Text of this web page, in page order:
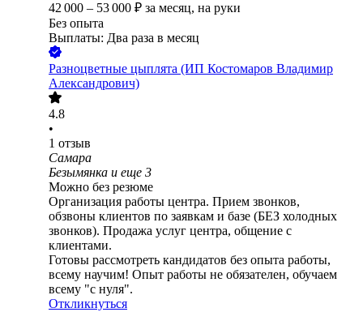
42 000 – 53 000 ₽ за месяц, на руки
Без опыта
Выплаты: Два раза в месяц
Разноцветные цыплята (ИП Костомаров Владимир
Александрович)
4.8
•
1 отзыв
Самара
Безымянка и еще 3
Можно без резюме
Организация работы центра. Прием звонков,
обзвоны клиентов по заявкам и базе (БЕЗ холодных
звонков). Продажа услуг центра, общение с
клиентами.
Готовы рассмотреть кандидатов без опыта работы,
всему научим! Опыт работы не обязателен, обучаем
всему "с нуля".
Откликнуться